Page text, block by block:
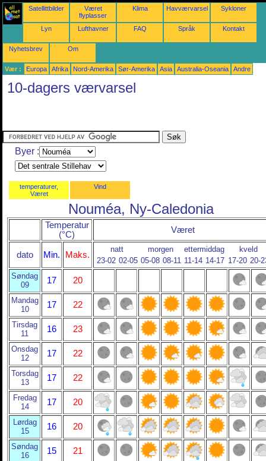
Satellittbilder
Været
flyplasser
Klima Havværvarsel Sykloner
Lyn Lufthavner FAQ Språk Kontakt
Nyhetsbrev Om
Vær : Europa Afrika Nord-Amerika Sør-Amerika Asia Australia-Oseania Andre
10-dagers værvarsel
Byer :
temperaturer,
Været
Vind
Nouméa, Ny-Caledonia
Temperatur
(°C)
Været
dato Min. Maks.
natt morgen ettermiddag
kveld
23-02 02-05 05-08 08-11 11-14 14-17 17-20 20-
Søndag
09
17 20
Mandag
10
17 22
Tirsdag
11
16 23
Onsdag
12
17 22
Torsdag
13
17 22
Fredag
14
17 20
Lørdag
15
16 20
Søndag
16
15 21